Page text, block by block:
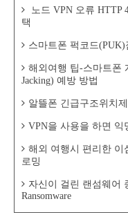
노드 VPN 오류 HTTP
택
스마트폰 퍽코드(PUK)
해외여행 팁-스마트폰
Jacking) 예방 방법
알뜰폰 긴급구조위치
VPN을 사용을 하면 익
해외 여행시 편리한 이
로밍
자신이 걸린 랜섬웨어
Ransomware